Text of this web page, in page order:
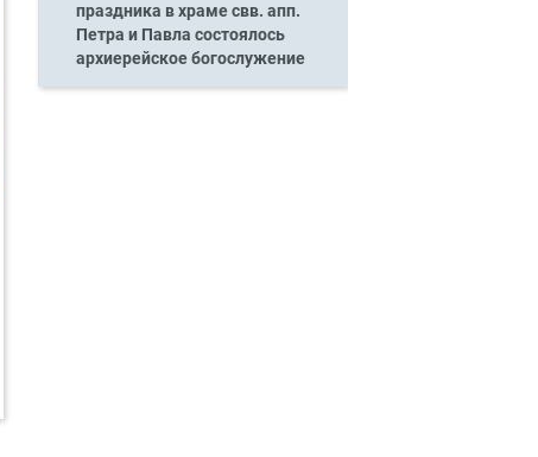
праздника в храме свв. апп.
Петра и Павла состоялось
архиерейское богослужение